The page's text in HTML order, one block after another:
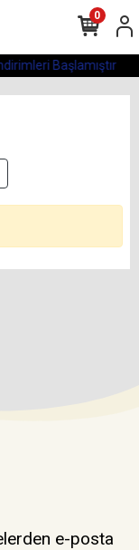
Başlamıştır
0
e-posta